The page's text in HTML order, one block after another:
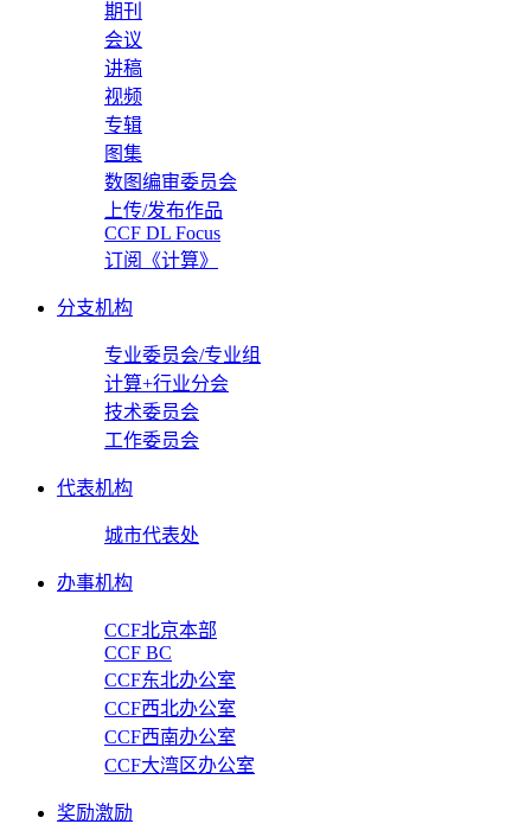
期刊
会议
讲稿
视频
专辑
图集
数图编审委员会
上传/发布作品
CCF DL Focus
订阅《计算》
分支机构
专业委员会/专业组
计算+行业分会
技术委员会
工作委员会
代表机构
城市代表处
办事机构
CCF北京本部
CCF BC
CCF东北办公室
CCF西北办公室
CCF西南办公室
CCF大湾区办公室
奖励激励